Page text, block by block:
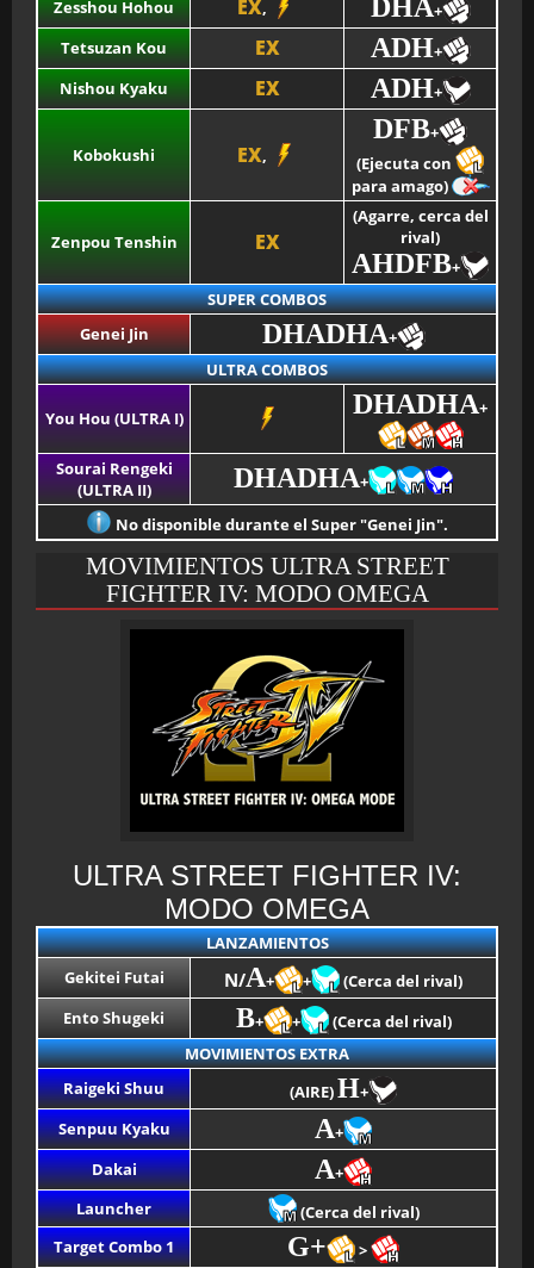
Zesshou Hohou EX, DHA+
Tetsuzan Kou
EX ADH+
Nishou Kyaku
EX ADH+
Kobokushi EX,
DFB+
(Ejecuta con
para amago)
Zenpou Tenshin EX
(Agarre, cerca del
rival)
AHDFB+
SUPER COMBOS
Genei Jin
DHADHA+
ULTRA COMBOS
You Hou (ULTRA I) DHADHA+
Sourai Rengeki
(ULTRA II)
DHADHA+
No disponible durante el Super "Genei Jin".
MOVIMIENTOS ULTRA STREET
FIGHTER IV: MODO OMEGA
ULTRA STREET FIGHTER IV:
MODO OMEGA
LANZAMIENTOS
Gekitei Futai
N/A+ +
(Cerca del rival)
Ento Shugeki
B+ +
(Cerca del rival)
MOVIMIENTOS EXTRA
Raigeki Shuu
(AIRE)H+
Senpuu Kyaku
A+
Dakai
A+
Launcher
(Cerca del rival)
Target Combo 1
G+
>